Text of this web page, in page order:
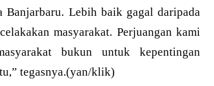
Banjarbaru. Lebih baik gagal daripada
masyarakat. Perjuangan kami
bukun untuk kepentingan
tegasnya.(yan/klik)